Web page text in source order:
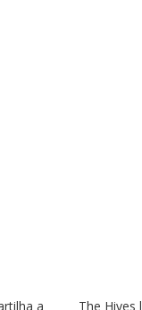
a The Hives